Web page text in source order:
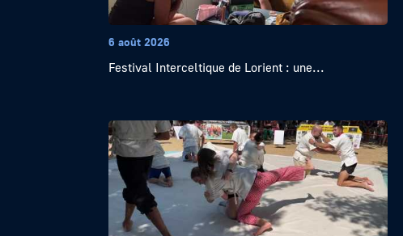
6 août 2026
Festival Interceltique de Lorient : une...